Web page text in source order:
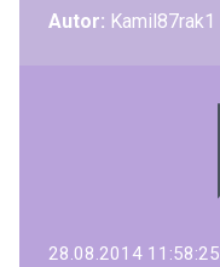
Autor: Kamil87rak1
28.08.2014 11:58:25